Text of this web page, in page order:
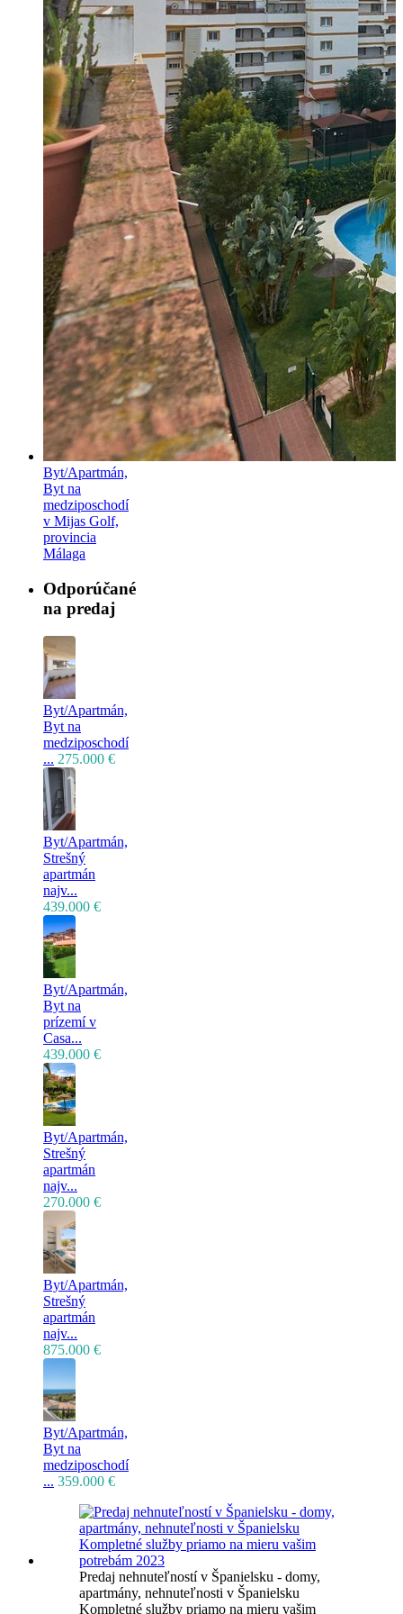
Byt/Apartmán,
Byt na
medziposchodí
v Mijas Golf,
provincia
Málaga
Odporúčané
na predaj
Byt/Apartmán,
Byt na
medziposchodí
... 275.000 €
Byt/Apartmán,
Strešný
apartmán
najv...
439.000 €
Byt/Apartmán,
Byt na
prízemí v
Casa...
439.000 €
Byt/Apartmán,
Strešný
apartmán
najv...
270.000 €
Byt/Apartmán,
Strešný
apartmán
najv...
875.000 €
Byt/Apartmán,
Byt na
medziposchodí
... 359.000 €
Predaj nehnuteľností v Španielsku - domy,
apartmány, nehnuteľnosti v Španielsku
Kompletné služby priamo na mieru vašim